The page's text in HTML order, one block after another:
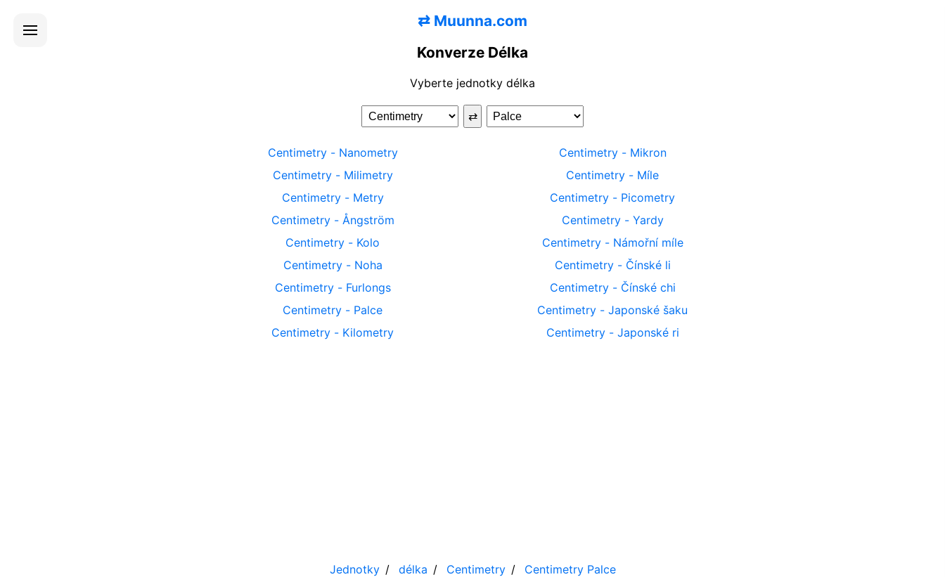
⇄ Muunna.com
Konverze Délka
Vyberte jednotky délka
⇄
Centimetry- Nanometry
Centimetry- Milimetry
Centimetry- Metry
Centimetry- Ångström
Centimetry - Kolo
Centimetry- Noha
Centimetry- Furlongs
Centimetry - Palce
Centimetry - Kilometry
Centimetry- Mikron
Centimetry - Míle
Centimetry - Picometry
Centimetry- Yardy
Centimetry- Námořní míle
Centimetry- Čínské li
Centimetry- Čínské chi
Centimetry - Japonské šaku
Centimetry- Japonské ri
Jednotky délka Centimetry Centimetry Palce